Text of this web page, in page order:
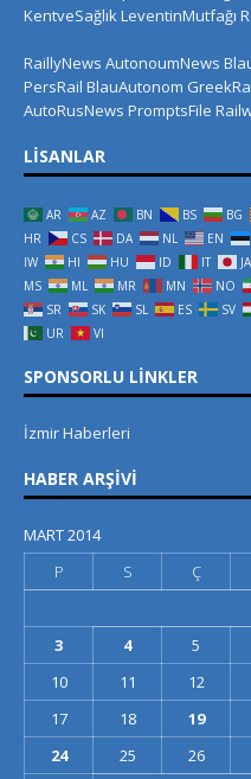
KentveSağlıkLeventinMutfağı
RaillyNews AutonoumNews
PersRail BlauAutonom
AutoRusNews PromptsFile
LISANLAR
AR AZ BN BS BG
HR
CS DA NL EN
IW
HI HU ID IT JA
MS
ML MR MN NO
SR
SK SL ES SV
UR
VI
SPONSORLU LINKLER
İzmir Haberleri
HABER ARŞIVI
MART 2014
P
S Ç
3
4 5
10
11 12
17
18 19
24
25 26